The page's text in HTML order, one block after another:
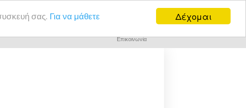
Δέχομαι
σας. Για να μάθετε
Επικοινωνία